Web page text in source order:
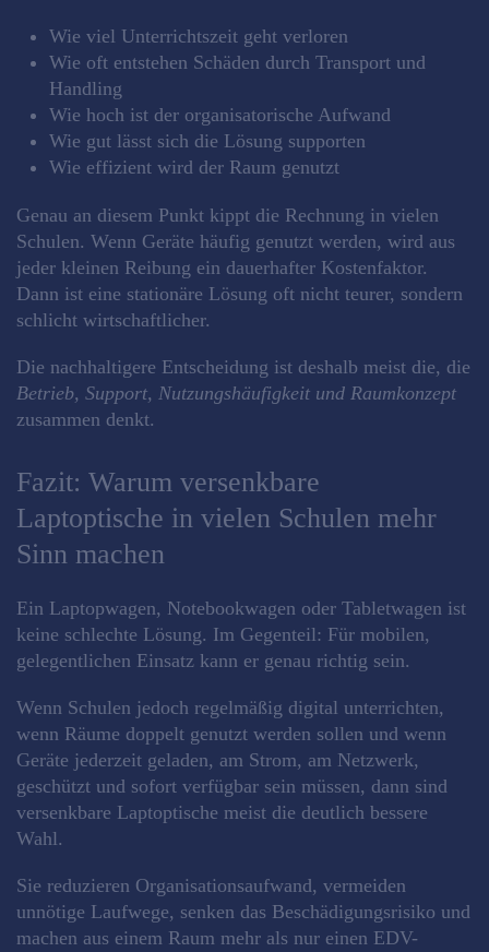
Wie viel Unterrichtszeit geht verloren
Wie oft entstehen Schäden durch Transport und
Handling
Wie hoch ist der organisatorische Aufwand
Wie gut lässt sich die Lösung supporten
Wie effizient wird der Raum genutzt
Genau an diesem Punkt kippt die Rechnung in vielen
Schulen. Wenn Geräte häufig genutzt werden, wird aus
jeder kleinen Reibung ein dauerhafter Kostenfaktor.
Dann ist eine stationäre Lösung oft nicht teurer, sondern
schlicht wirtschaftlicher.
Die nachhaltigere Entscheidung ist deshalb meist die, die
Betrieb, Support, Nutzungshäufigkeit und Raumkonzept
zusammen denkt.
Fazit: Warum versenkbare
Laptoptische in vielen Schulen mehr
Sinn machen
Ein Laptopwagen, Notebookwagen oder Tabletwagen ist
keine schlechte Lösung. Im Gegenteil: Für mobilen,
gelegentlichen Einsatz kann er genau richtig sein.
Wenn Schulen jedoch regelmäßig digital unterrichten,
wenn Räume doppelt genutzt werden sollen und wenn
Geräte jederzeit geladen, am Strom, am Netzwerk,
geschützt und sofort verfügbar sein müssen, dann sind
versenkbare Laptoptische meist die deutlich bessere
Wahl.
Sie reduzieren Organisationsaufwand, vermeiden
unnötige Laufwege, senken das Beschädigungsrisiko und
machen aus einem Raum mehr als nur einen EDV-